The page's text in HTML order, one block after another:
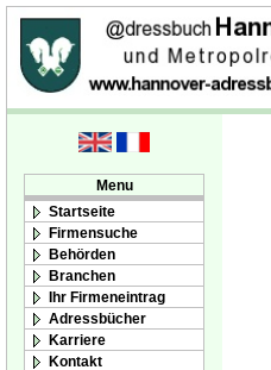
Menu
Startseite
Firmensuche
Behörden
Branchen
Ihr Firmeneintrag
Adressbücher
Karriere
Kontakt